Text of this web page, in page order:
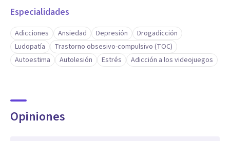
Especialidades
Adicciones Ansiedad Depresión
Drogadicción
Ludopatía
Trastorno obsesivo-compulsivo (TOC)
Autoestima
Autolesión Estrés Adicción a los videojuegos
Opiniones